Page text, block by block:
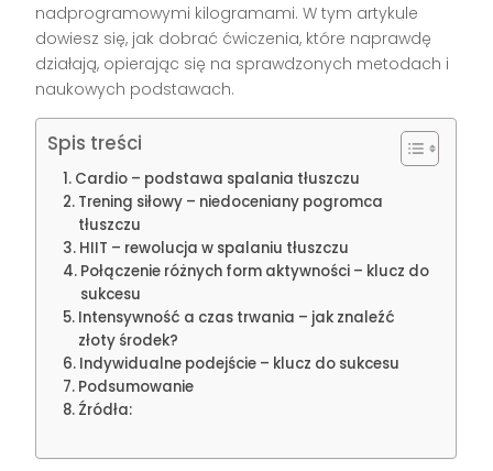
nadprogramowymi kilogramami. W tym artykule
dowiesz się, jak dobrać ćwiczenia, które naprawdę
działają, opierając się na sprawdzonych metodach i
naukowych podstawach.
Spis treści
Cardio – podstawa spalania tłuszczu
Trening siłowy – niedoceniany pogromca
tłuszczu
HIIT – rewolucja w spalaniu tłuszczu
Połączenie różnych form aktywności – klucz do
sukcesu
Intensywność a czas trwania – jak znaleźć
złoty środek?
Indywidualne podejście – klucz do sukcesu
Podsumowanie
Źródła: